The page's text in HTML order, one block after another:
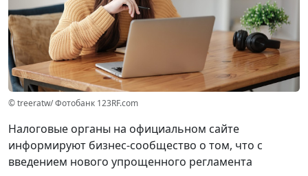
© treeratw/ Фотобанк 123RF.com
Налоговые органы на официальном сайте
информируют бизнес-сообщество о том, что с
введением нового упрощенного регламента